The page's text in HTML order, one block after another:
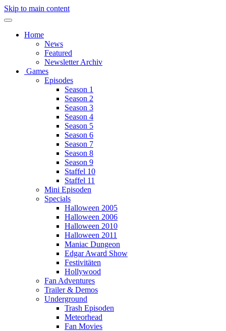
Skip to main content
Home
News
Featured
Newsletter Archiv
Games
Episodes
Season 1
Season 2
Season 3
Season 4
Season 5
Season 6
Season 7
Season 8
Season 9
Staffel 10
Staffel 11
Mini Episoden
Specials
Halloween 2005
Halloween 2006
Halloween 2010
Halloween 2011
Maniac Dungeon
Edgar Award Show
Festivitäten
Hollywood
Fan Adventures
Trailer & Demos
Underground
Trash Episoden
Meteorhead
Fan Movies